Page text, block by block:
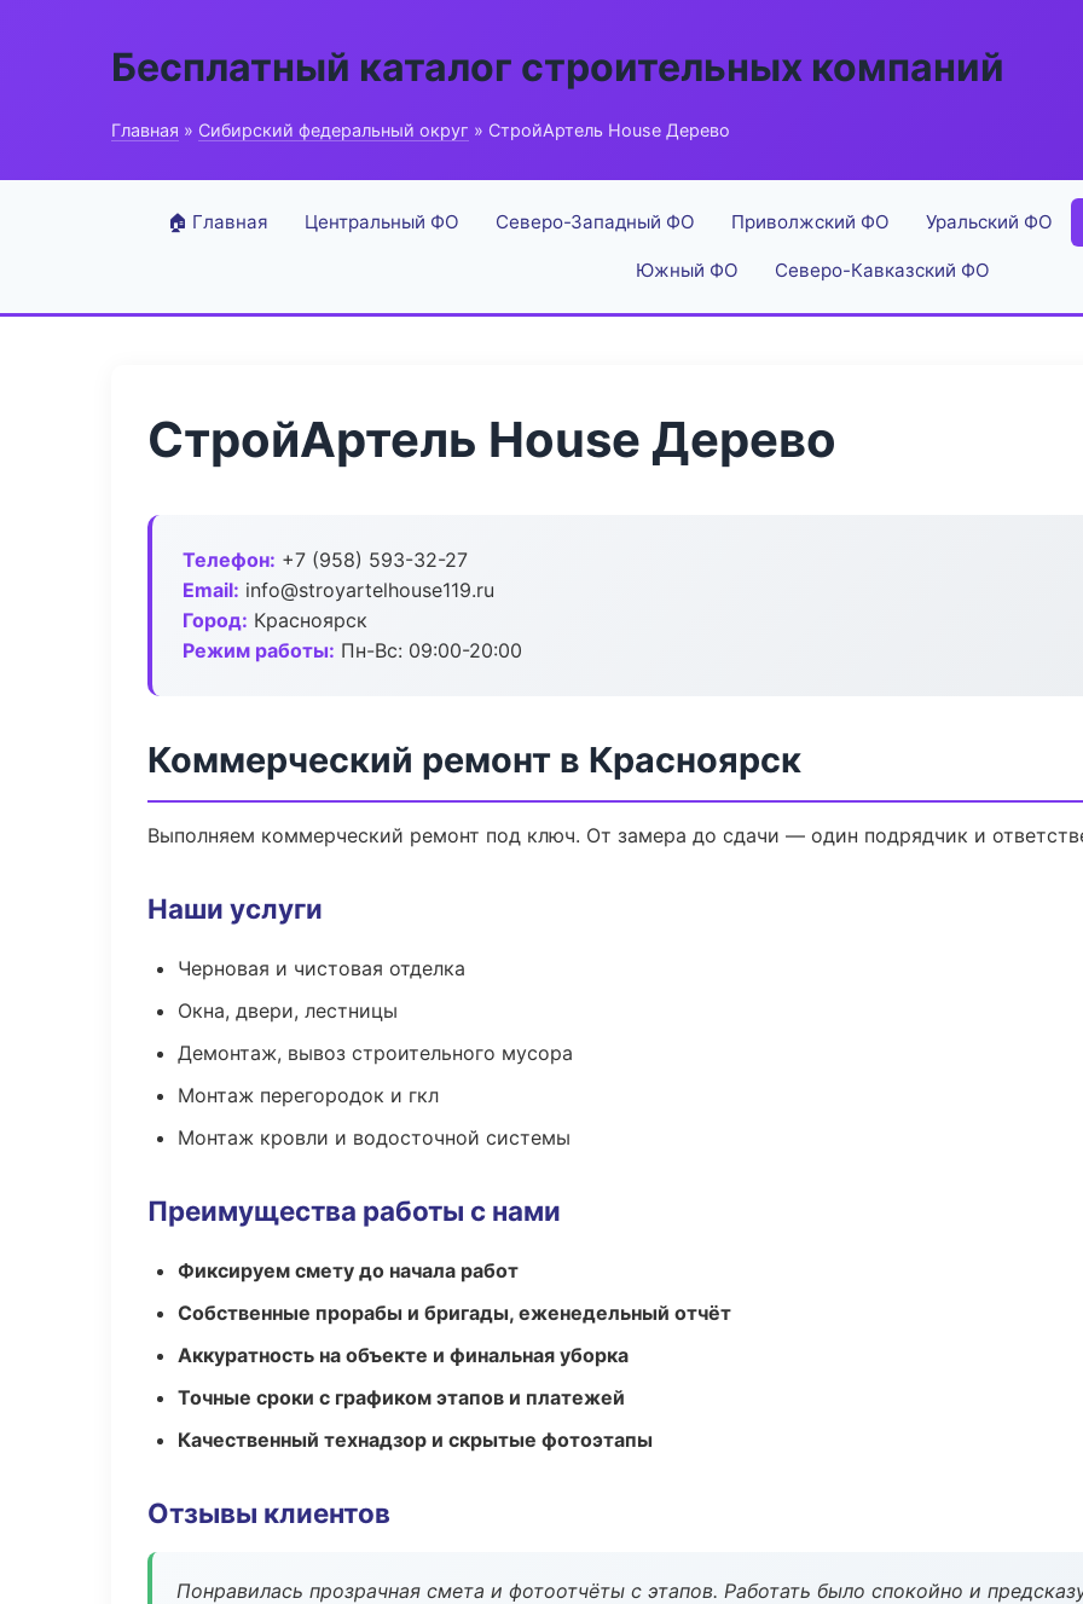
Бесплатный каталог строительных компаний
Главная » Сибирский федеральный округ » СтройАртель House Дерево
🏠 Главная Центральный ФО Северо-Западный ФО Приволжский ФО Уральский ФО
Южный ФО Северо-Кавказский ФО
СтройАртель House Дерево
Телефон: +7 (958) 593-32-27
Email: info@stroyartelhouse119.ru
Город: Красноярск
Режим работы: Пн-Вс: 09:00-20:00
Коммерческий ремонт в Красноярск
Выполняем коммерческий ремонт под ключ. От замера до сдачи — один подрядчик и
Наши услуги
Черновая и чистовая отделка
Окна, двери, лестницы
Демонтаж, вывоз строительного мусора
Монтаж перегородок и гкл
Монтаж кровли и водосточной системы
Преимущества работы с нами
Фиксируем смету до начала работ
Собственные прорабы и бригады, еженедельный отчёт
Аккуратность на объекте и финальная уборка
Точные сроки с графиком этапов и платежей
Качественный технадзор и скрытые фотоэтапы
Отзывы клиентов
Понравилась прозрачная смета и фотоотчёты с этапов. Работать было спокойно и